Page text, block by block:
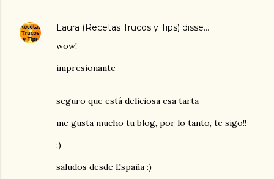
Laura (Recetas Trucos y Tips) disse…
wow!
impresionante
seguro que está deliciosa esa tarta
me gusta mucho tu blog, por lo tanto, te sigo!!
:)
saludos desde España :)